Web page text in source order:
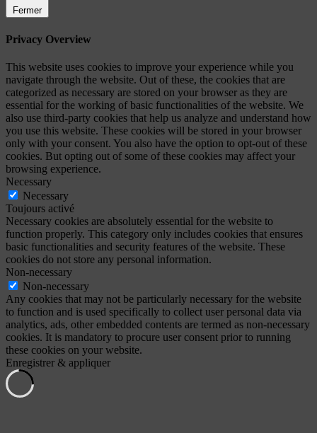
Fermer
Privacy Overview
This website uses cookies to improve your experience while you
navigate through the website. Out of these, the cookies that are
categorized as necessary are stored on your browser as they are
essential for the working of basic functionalities of the website. We
also use third-party cookies that help us analyze and understand how
you use this website. These cookies will be stored in your browser
only with your consent. You also have the option to opt-out of these
cookies. But opting out of some of these cookies may affect your
browsing experience.
Necessary
Necessary
Toujours activé
Necessary cookies are absolutely essential for the website to
function properly. This category only includes cookies that ensures
basic functionalities and security features of the website. These
cookies do not store any personal information.
Non-necessary
Non-necessary
Any cookies that may not be particularly necessary for the website
to function and is used specifically to collect user personal data via
analytics, ads, other embedded contents are termed as non-necessary
cookies. It is mandatory to procure user consent prior to running
these cookies on your website.
Enregistrer & appliquer